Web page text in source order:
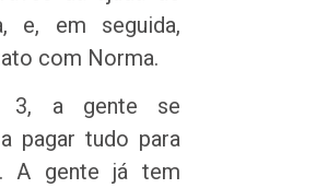
e, em seguida,
com Norma.
3, a gente se
pagar tudo para
A gente já tem